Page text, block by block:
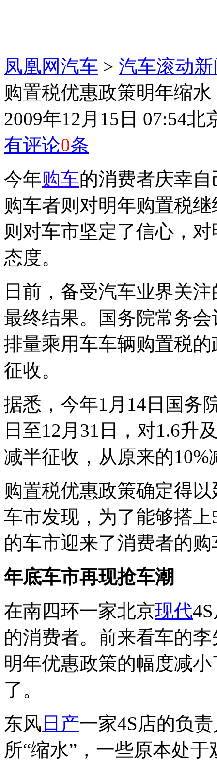
凤凰网汽车 > 汽车滚动
购置税优惠政策明年缩
2009年12月15日 07:54北
有评论0条
今年购车的消费者庆幸
购车者则对明年购置税
则对车市坚定了信心，
态度。
日前，备受汽车业界关
最终结果。国务院常务
排量乘用车车辆购置税
征收。
据悉，今年1月14日国务
日至12月31日，对1.6升
减半征收，从原来的10%
购置税优惠政策确定得
车市发现，为了能够搭
的车市迎来了消费者的购
年底车市再现抢车潮
在南四环一家北京现代
的消费者。前来看车的
明年优惠政策的幅度减
了。
东风 日产一家4S店的负
所“缩水”，一些原本处